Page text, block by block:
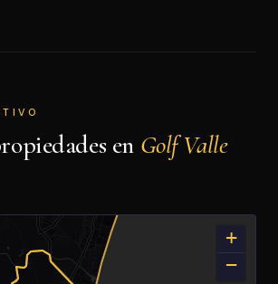
en Golf Valle
+
−